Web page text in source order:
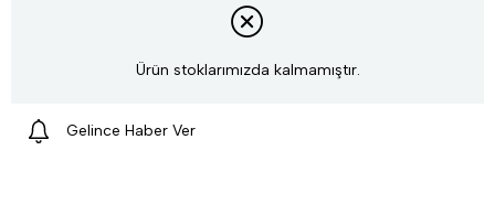
Ürün stoklarımızda kalmamıştır.
Gelince Haber Ver